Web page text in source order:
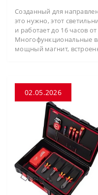
Созданный для
это нужно, этот
и работает до 16 часов
Многофункциональные
мощный магнит,
02.05.2026